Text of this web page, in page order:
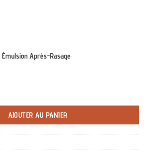
Après-Rasage
pour le Rasage 100ml Vitos
AJOUTER AU PANIER